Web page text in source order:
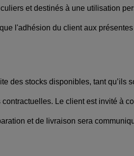
et destinés à une utilisation
l'adhésion du client aux
des stocks disponibles, tant qu’ils
Le client est invité à
et de livraison sera